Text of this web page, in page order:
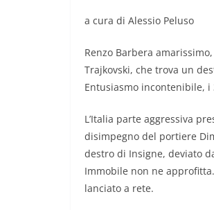
a cura di Alessio Peluso
Renzo Barbera
Trajkovski, che trova un
Entusiasmo incontenibile, i
L’Italia parte aggressiva
disimpegno del portiere
destro di Insigne, deviato
Immobile non ne
lanciato a rete.